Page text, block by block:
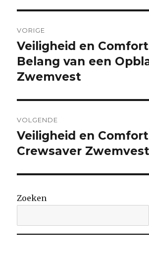
VORIGE
Vorige
bericht:
Veiligheid en
Belang van een
Zwemvest
VOLGENDE
Volgende
bericht:
Veiligheid en
Crewsaver Zwemvest
Zoeken